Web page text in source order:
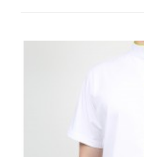
site et régler en ligne
N’hésitez pas à
vous avez des
souhaitez